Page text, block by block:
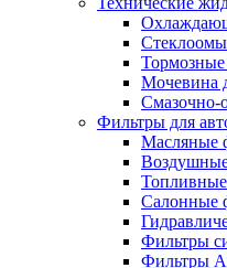
Мочевина
Смазочно-
Фильтры для
Масляные
Салонные
Фильтры
Фильтры